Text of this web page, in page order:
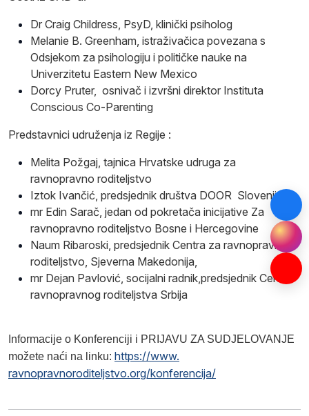
Dr Craig Childress, PsyD, klinički psiholog
Melanie B. Greenham, istraživačica povezana s
Odsjekom za psihologiju i političke nauke na
Univerzitetu Eastern New Mexico
Dorcy Pruter, osnivač i izvršni direktor Instituta
Conscious Co-Parenting
Predstavnici udruženja iz Regije :
Melita Požgaj, tajnica Hrvatske udruga za
ravnopravno roditeljstvo
Iztok Ivančić, predsjednik društva DOOR Slovenija
mr Edin Sarač, jedan od pokretača inicijative Za
ravnopravno roditeljstvo Bosne i Hercegovine
Naum Ribaroski, predsjednik Centra za ravnopravno
roditeljstvo, Sjeverna Makedonija,
mr Dejan Pavlović, socijalni radnik,predsjednik Centra
ravnopravnog roditeljstva Srbija
Informacije o Konferenciji i PRIJAVU ZA SUDJELOVANJE
možete naći na linku: https://www.
ravnopravnoroditeljstvo.org/konferencija/